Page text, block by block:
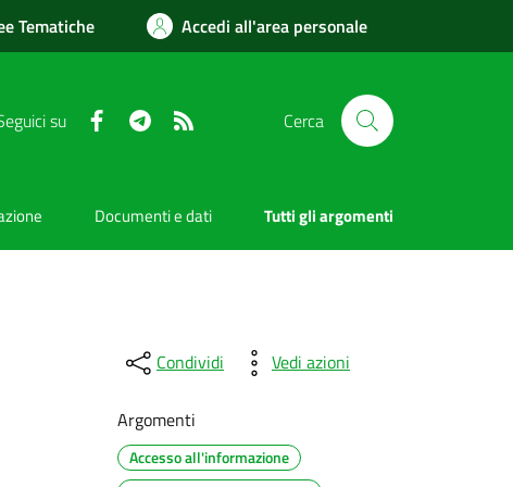
Tematiche Accedi all'area personale
su FacebookTelegram Cerca
Documenti e dati Tutti gli argomenti
Condividi Vedi azioni
Argomenti
Accesso all'informazione